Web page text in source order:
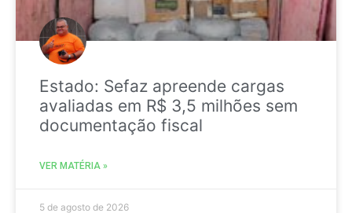
Estado: Sefaz apreende cargas
avaliadas em R$ 3,5 milhões sem
documentação fiscal
VER MATÉRIA »
5 de agosto de 2026